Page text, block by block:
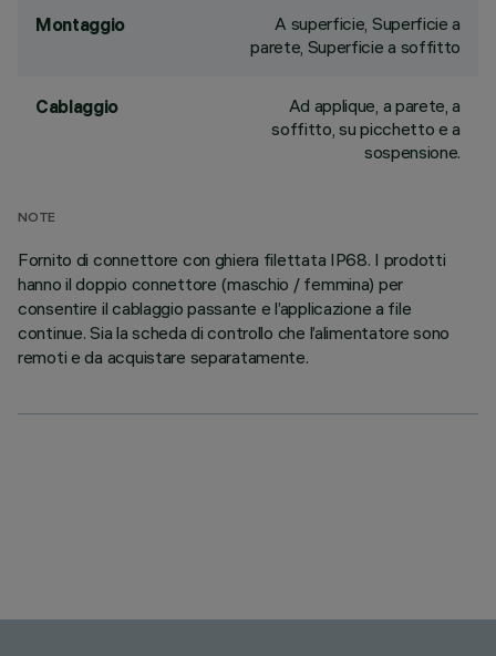
Montaggio
A superficie, Superficie a
parete, Superficie a soffitto
Cablaggio
Ad applique, a parete, a
soffitto, su picchetto e a
sospensione.
NOTE
Fornito di connettore con ghiera filettata IP68. I prodotti
hanno il doppio connettore (maschio / femmina) per
consentire il cablaggio passante e l’applicazione a file
continue. Sia la scheda di controllo che l’alimentatore sono
remoti e da acquistare separatamente.